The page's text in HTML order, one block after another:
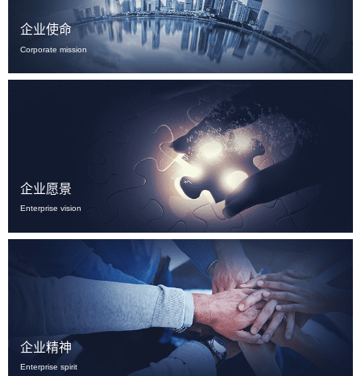
企业使命
Corporate mission
企业愿景
Enterprise vision
企业精神
Enterprise spirit